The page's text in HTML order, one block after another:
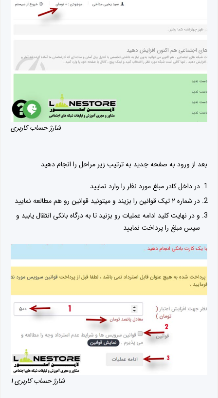
شارژ حساب کاربری
بعد از ورود به صفحه جدید به ترتیب زیر مراحل را انجام دهید
در داخل کادر مبلغ مورد نظر را وارد نمایید
در شماره ۲ تیک قوانین را بزیند و میتونید قوانین رو هم مطالعه نمایید
و در نهایت کلید ادامه عملیات رو بزنید تا به درگاه بانکی انتقال یابید و
سپس مبلغ را پرداخت نمایید
شارژ حساب کاربری ۱